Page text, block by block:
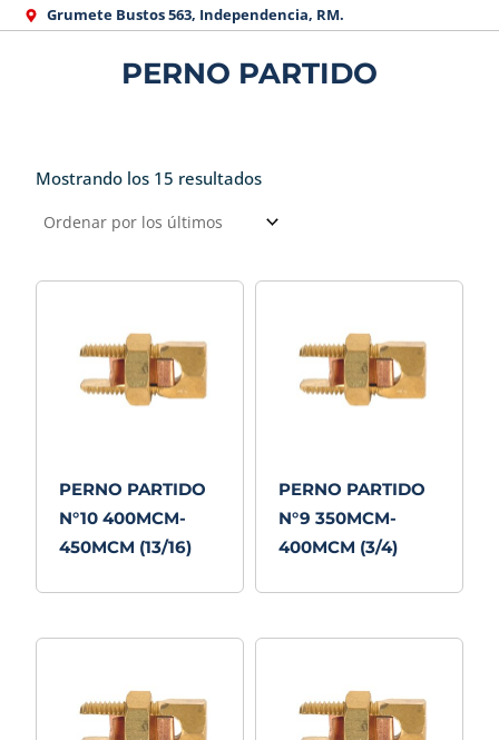
Grumete Bustos 563, Independencia, RM.
PERNO PARTIDO
Mostrando los 15 resultados
los
PERNO PARTIDO
N°10 400MCM-
450MCM (13/16)
PERNO PARTIDO
N°9 350MCM-
400MCM (3/4)